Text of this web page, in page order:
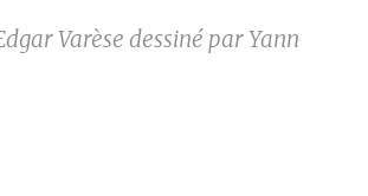
Varèse dessiné par Yann